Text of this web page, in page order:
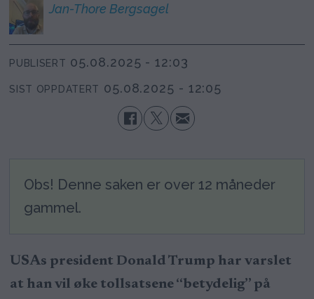
Jan-Thore Bergsagel
PUBLISERT 05.08.2025 - 12:03
SIST OPPDATERT 05.08.2025 - 12:05
Obs! Denne saken er over 12 måneder
gammel.
USAs president Donald Trump har varslet
at han vil øke tollsatsene “betydelig” på